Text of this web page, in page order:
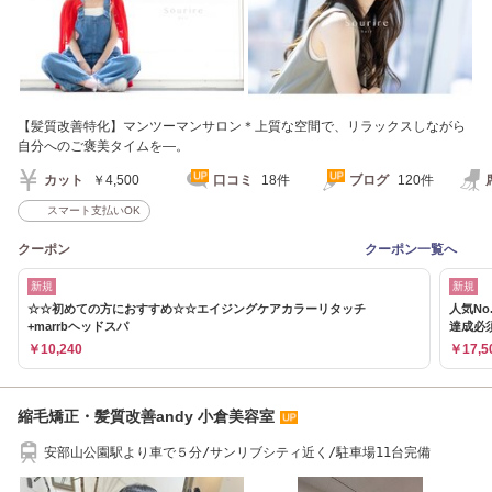
【髪質改善特化】マンツーマンサロン＊上質な空間で、リラックスしながら
自分へのご褒美タイムを―。
カット ￥4,500 口コミ 18件 ブログ 120件
スマート支払いOK
クーポン クーポン一覧へ
新規
☆☆初めての方におすすめ☆☆エイジングケアカラーリタッチ
+marrbヘッドスパ
￥10,240
新規
人気
達成必
￥
縮毛矯正・髪質改善andy 小倉美容室
安部山公園駅より車で５分/サンリブシティ近く/駐車場11台完備